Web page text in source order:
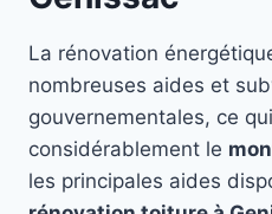
La rénovation
nombreuses aides et
gouvernementales, ce
considérablement le
les principales aides